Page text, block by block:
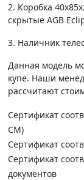
2. Коробка
скрытые AGB
3. Наличник
Данная модель
купе. Наши
рассчитают
Сертификат
СМ)
Сертификат
Сертификат
документов